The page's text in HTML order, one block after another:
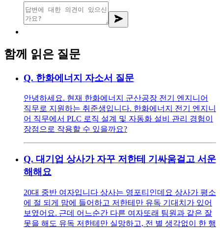
함께 읽은 질문
Q. 한화에너지 자소서 질문
안녕하세요. 현재 한화에너지 군산공장 전기 엔지니어
직무로 지원하는 취준생입니다. 한화에너지 전기 엔지니
어 직무에서 PLC 로직 설계 및 자동화 설비 관리 경험이
장점으로 작용할 수 있을까요?
Q. 대기업 상사가 자꾸 저한테 기싸움걸고 서운
해해요
20대 중반 여자입니다 상사는 영포티인데요 상사가 평소
에 절 되게 맘에 들어하고 저한테만 유독 기대치가 있어
보였어요. 근데 어느순간 다른 여자또래 팀원과 같은 잘
못을 해도 유독 저한테만 실망하고, 전 별 생각없이 한 행